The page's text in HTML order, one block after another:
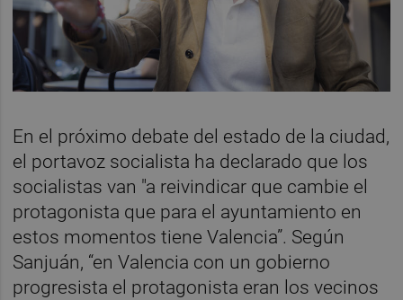
En el próximo debate del estado de la ciudad,
el portavoz socialista ha declarado que los
socialistas van "a reivindicar que cambie el
protagonista que para el ayuntamiento en
estos momentos tiene Valencia”. Según
Sanjuán, “en Valencia con un gobierno
progresista el protagonista eran los vecinos